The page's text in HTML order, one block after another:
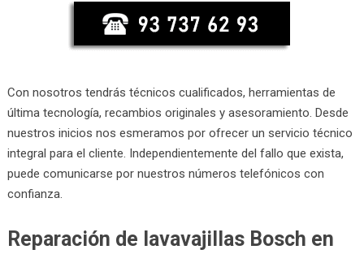
Con nosotros tendrás técnicos cualificados, herramientas de
última tecnología, recambios originales y asesoramiento. Desde
nuestros inicios nos esmeramos por ofrecer un servicio técnico
integral para el cliente. Independientemente del fallo que exista,
puede comunicarse por nuestros números telefónicos con
confianza.
Reparación de lavavajillas Bosch en